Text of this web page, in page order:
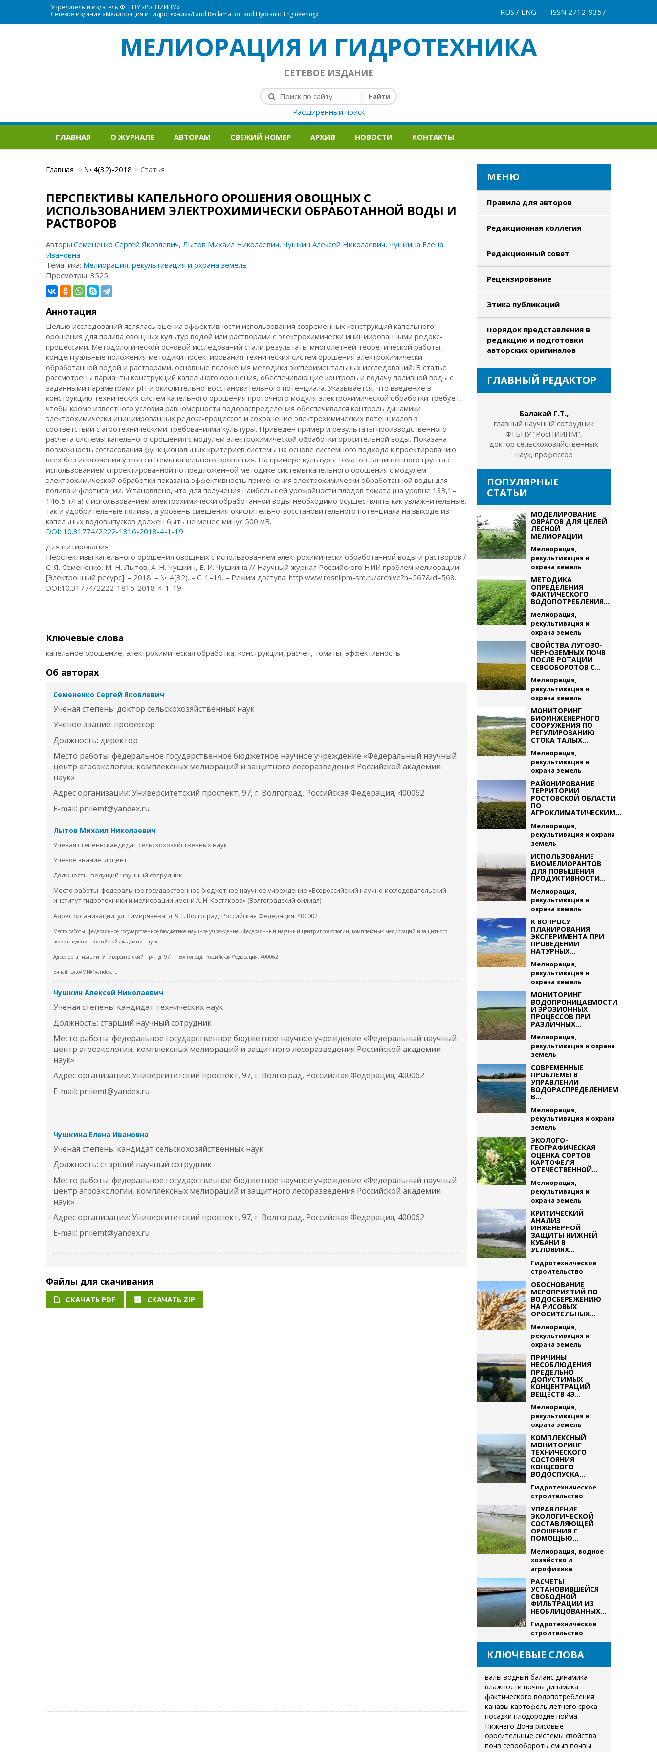
Учредитель и издатель ФГБНУ «РосНИИПМ»
Сетевое издание «Мелиорация и гидротехника/Land Reclamation and Hydraulic Engineering»
ISSN 2712-9357
RUS / ENG
МЕЛИОРАЦИЯ И ГИДРОТЕХНИКА
СЕТЕВОЕ ИЗДАНИЕ
Расширенный поиск
ГЛАВНАЯ О ЖУРНАЛЕ АВТОРАМ СВЕЖИЙ НОМЕР АРХИВ НОВОСТИ КОНТАКТЫ
Главная № 4(32)-2018 Статья
ПЕРСПЕКТИВЫ КАПЕЛЬНОГО ОРОШЕНИЯ ОВОЩНЫХ С
ИСПОЛЬЗОВАНИЕМ ЭЛЕКТРОХИМИЧЕСКИ ОБРАБОТАННОЙ ВОДЫ И
РАСТВОРОВ
Авторы:Семененко Сергей Яковлевич,Лытов Михаил Николаевич,Чушкин Алексей Николаевич,Чушкина Елена
Ивановна
Тематика: Мелиорация, рекультивация и охрана земель
Просмотры:3525
Аннотация
Целью исследований являлась оценка эффективности использования современных конструкций капельного
орошения для полива овощных культур водой или растворами с электрохимически инициированными редокс-
процессами. Методологической основой исследований стали результаты многолетней теоретической работы,
концептуальные положения методики проектирования технических систем орошения электрохимически
обработанной водой и растворами, основные положения методики экспериментальных исследований. В статье
рассмотрены варианты конструкций капельного орошения, обеспечивающие контроль и подачу поливной воды с
заданными параметрами рН и окислительно-восстановительного потенциала. Указывается, что введение в
конструкцию технических систем капельного орошения проточного модуля электрохимической обработки требует,
чтобы кроме известного условия равномерности водораспределения обеспечивался контроль динамики
электрохимически инициированных редокс-процессов и сохранение электрохимических потенциалов в
соответствии с агротехническими требованиями культуры. Приведен пример и результаты производственного
расчета системы капельного орошения с модулем электрохимической обработки оросительной воды. Показана
возможность согласования функциональных критериев системы на основе системного подхода к проектированию
всех без исключения узлов системы капельного орошения. На примере культуры томатов защищенного грунта с
использованием спроектированной по предложенной методике системы капельного орошения с модулем
электрохимической обработки показана эффективность применения электрохимически обработанной воды для
полива и фертигации. Установлено, что для получения наибольшей урожайности плодов томата (на уровне 133,1–
146,5 т/га) с использованием электрохимически обработанной воды необходимо осуществлять как увлажнительные,
так и удобрительные поливы, а уровень смещения окислительно-восстановительного потенциала на выходе из
капельных водовыпусков должен быть не менее минус 500 мВ.
DOI: 10.31774/2222-1816-2018-4-1-19
Для цитирования:
Перспективы капельного орошения овощных с использованием электрохимически обработанной воды и растворов /
С. Я. Семененко, М. Н. Лытов, А. Н. Чушкин, Е. И. Чушкина // Научный журнал Российского НИИ проблем мелиорации
[Электронный ресурс]. – 2018. – № 4(32). – С. 1–19. – Режим доступа: http:www.rosniipm-sm.ru/archive?n=567&id=568.
DOI:10.31774/2222-1816-2018-4-1-19
Ключевые слова
капельное орошение, электрохимическая обработка, конструкции, расчет, томаты, эффективность
Об авторах
Семененко Сергей Яковлевич
Ученая степень: доктор сельскохозяйственных наук
Ученое звание: профессор
Должность: директор
Место работы: федеральное государственное бюджетное научное учреждение «Федеральный научный
центр агроэкологии, комплексных мелиораций и защитного лесоразведения Российской академии
наук»
Адрес организации: Университетский проспект, 97, г. Волгоград, Российская Федерация, 400062
E-mail: pniiemt@yandex.ru
Лытов Михаил Николаевич
Ученая степень: кандидат сельскохозяйственных наук
Ученое звание: доцент
Должность: ведущий научный сотрудник
Место работы: федеральное государственное бюджетное научное учреждение «Всероссийский научно-исследовательский
институт гидротехники и мелиорации имени А. Н. Костякова» (Волгоградский филиал)
Адрес организации: ул. Тимирязева, д. 9, г. Волгоград, Российская Федерация, 400002
Место работы: федеральное государственное бюджетное научное учреждение «Федеральный научный центр агроэкологии, комплексных мелиораций и защитного
лесоразведения Российской академии наук»
Адрес организации: Университетский пр-т, д. 97, г. Волгоград, Российская Федерация, 400062
E-mail: LytovMN@yandex.ru
Чушкин Алексей Николаевич
Ученая степень: кандидат технических наук
Должность: старший научный сотрудник
Место работы: федеральное государственное бюджетное научное учреждение «Федеральный научный
центр агроэкологии, комплексных мелиораций и защитного лесоразведения Российской академии
наук»
Адрес организации: Университетский проспект, 97, г. Волгоград, Российская Федерация, 400062
E-mail: pniiemt@yandex.ru
Чушкина Елена Ивановна
Ученая степень: кандидат сельскохозяйственных наук
Должность: старший научный сотрудник
Место работы: федеральное государственное бюджетное научное учреждение «Федеральный научный
центр агроэкологии, комплексных мелиораций и защитного лесоразведения Российской академии
наук»
Адрес организации: Университетский проспект, 97, г. Волгоград, Российская Федерация, 400062
E-mail: pniiemt@yandex.ru
Файлы для скачивания
СКАЧАТЬ PDF СКАЧАТЬ ZIP
МЕНЮ
Правила для авторов
Редакционная коллегия
Редакционный совет
Рецензирование
Этика публикаций
Порядок представления в
редакцию и подготовки
авторских оригиналов
ГЛАВНЫЙ РЕДАКТОР
Балакай Г.Т.,
главный научный сотрудник
ФГБНУ "РосНИИПМ",
доктор сельскохозяйственных
наук, профессор
ПОПУЛЯРНЫЕ
СТАТЬИ
МОДЕЛИРОВАНИЕ
ОВРАГОВ ДЛЯ ЦЕЛЕЙ
ЛЕСНОЙ
МЕЛИОРАЦИИ
Мелиорация,
рекультивация и
охрана земель
МЕТОДИКА
ОПРЕДЕЛЕНИЯ
ФАКТИЧЕСКОГО
ВОДОПОТРЕБЛЕНИЯ...
Мелиорация,
рекультивация и
охрана земель
СВОЙСТВА ЛУГОВО-
ЧЕРНОЗЕМНЫХ ПОЧВ
ПОСЛЕ РОТАЦИИ
СЕВООБОРОТОВ С...
Мелиорация,
рекультивация и
охрана земель
МОНИТОРИНГ
БИОИНЖЕНЕРНОГО
СООРУЖЕНИЯ ПО
РЕГУЛИРОВАНИЮ
СТОКА ТАЛЫХ...
Мелиорация,
рекультивация и
охрана земель
РАЙОНИРОВАНИЕ
ТЕРРИТОРИИ
РОСТОВСКОЙ ОБЛАСТИ
ПО
АГРОКЛИМАТИЧЕСКИМ...
Мелиорация,
рекультивация и охрана
земель
ИСПОЛЬЗОВАНИЕ
БИОМЕЛИОРАНТОВ
ДЛЯ ПОВЫШЕНИЯ
ПРОДУКТИВНОСТИ...
Мелиорация,
рекультивация и
охрана земель
К ВОПРОСУ
ПЛАНИРОВАНИЯ
ЭКСПЕРИМЕНТА ПРИ
ПРОВЕДЕНИИ
НАТУРНЫХ...
Мелиорация,
рекультивация и
охрана земель
МОНИТОРИНГ
ВОДОПРОНИЦАЕМОСТИ
И ЭРОЗИОННЫХ
ПРОЦЕССОВ ПРИ
РАЗЛИЧНЫХ...
Мелиорация,
рекультивация и охрана
земель
СОВРЕМЕННЫЕ
ПРОБЛЕМЫ В
УПРАВЛЕНИИ
ВОДОРАСПРЕДЕЛЕНИЕМ
В...
Мелиорация,
рекультивация и охрана
земель
ЭКОЛОГО-
ГЕОГРАФИЧЕСКАЯ
ОЦЕНКА СОРТОВ
КАРТОФЕЛЯ
ОТЕЧЕСТВЕННОЙ...
Мелиорация,
рекультивация и
охрана земель
КРИТИЧЕСКИЙ
АНАЛИЗ
ИНЖЕНЕРНОЙ
ЗАЩИТЫ НИЖНЕЙ
КУБАНИ В
УСЛОВИЯХ...
Гидротехническое
строительство
ОБОСНОВАНИЕ
МЕРОПРИЯТИЙ ПО
ВОДОСБЕРЕЖЕНИЮ
НА РИСОВЫХ
ОРОСИТЕЛЬНЫХ...
Мелиорация,
рекультивация и
охрана земель
ПРИЧИНЫ
НЕСОБЛЮДЕНИЯ
ПРЕДЕЛЬНО
ДОПУСТИМЫХ
КОНЦЕНТРАЦИЙ
ВЕЩЕСТВ 4Э...
Мелиорация,
рекультивация и
охрана земель
КОМПЛЕКСНЫЙ
МОНИТОРИНГ
ТЕХНИЧЕСКОГО
СОСТОЯНИЯ
КОНЦЕВОГО
ВОДОСПУСКА...
Гидротехническое
строительство
УПРАВЛЕНИЕ
ЭКОЛОГИЧЕСКОЙ
СОСТАВЛЯЮЩЕЙ
ОРОШЕНИЯ С
ПОМОЩЬЮ...
Мелиорация, водное
хозяйство и
агрофизика
РАСЧЕТЫ
УСТАНОВИВШЕЙСЯ
СВОБОДНОЙ
ФИЛЬТРАЦИИ ИЗ
НЕОБЛИЦОВАННЫХ...
Гидротехническое
строительство
КЛЮЧЕВЫЕ СЛОВА
валы водный баланс динамика
влажности почвы динамика
фактического водопотребления
канавы картофель летнего срока
посадки плодородие пойма
Нижнего Дона рисовые
оросительные системы свойства
почв севообороты смыв почвы